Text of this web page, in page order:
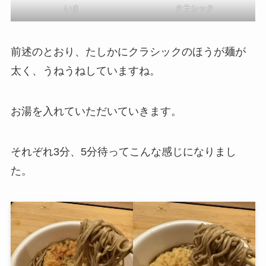
いま クラシック
前述のとおり、たしかにクラシックのほうが麺が
太く、うねうねしていますね。
お湯を入れていただいていきます。
それぞれ3分、5分待ってこんな感じになりまし
た。